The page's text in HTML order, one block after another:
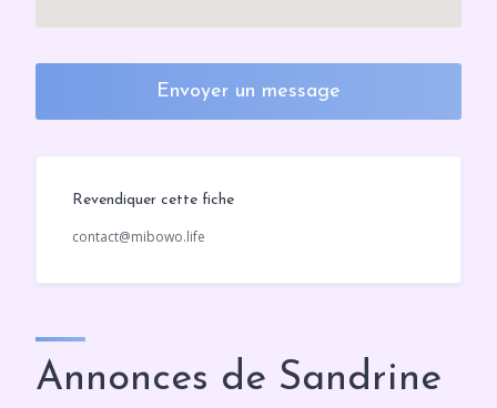
Envoyer un message
Revendiquer cette fiche
contact@mibowo.life
Annonces de Sandrine